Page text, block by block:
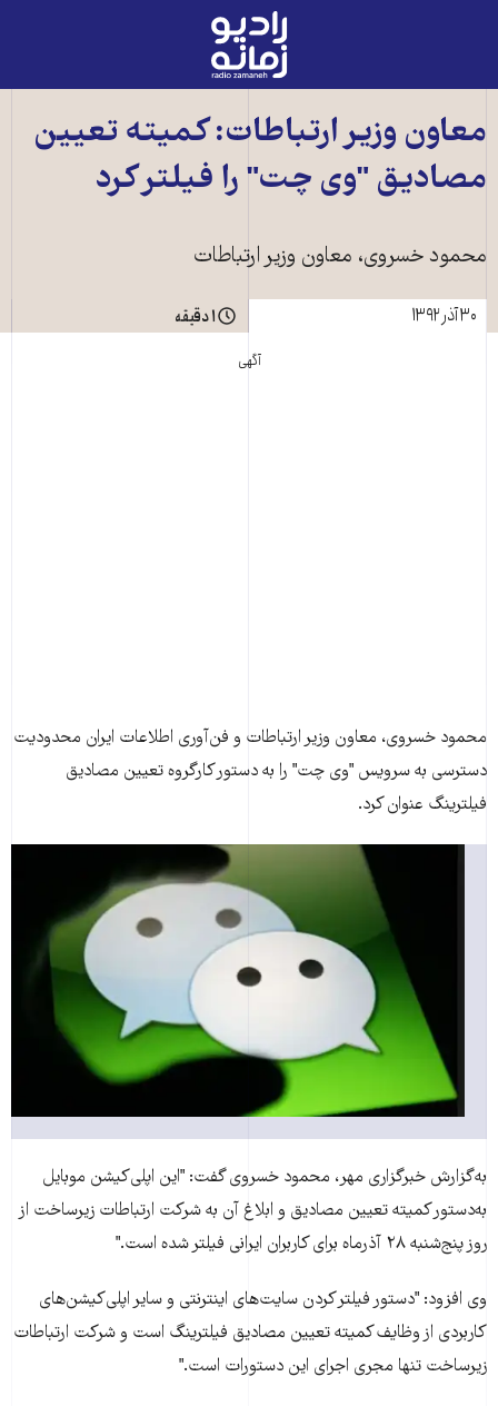
رادیو
زمانه
به
صفحه
اصلی
معاون وزير ارتباطات: کميته تعيين
مصاديق "وی چت" را فيلتر کرد
محمود خسروی، معاون وزير ارتباطات
۳۰ آذر ۱۳۹۲
۱ دقیقه
آگهی
محمود خسروی، معاون وزير ارتباطات و فن‌آوری اطلاعات ايران محدوديت
دسترسی به سرويس "وی چت" را به دستور کارگروه تعيين مصاديق
فيلترينگ عنوان کرد.
به‌گزارش خبرگزاری مهر، محمود خسروی گفت: "اين اپلی‌کيشن موبايل
به‌دستور کميته تعيين مصاديق و ابلاغ آن به شرکت ارتباطات زيرساخت از
روز پنج‌شنبه ۲۸ آذرماه برای کاربران ايرانی فيلتر شده است."
وی افزود: "دستور فيلتر کردن سايت‌های اينترنتی و ساير اپلی‌کيشن‌های
کاربردی از وظايف کميته تعيين مصاديق فيلترينگ است و شرکت ارتباطات
زيرساخت تنها مجری اجرای اين دستورات است."